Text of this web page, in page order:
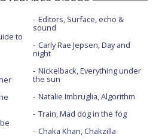
to
Editors, Surface, echo &
sound
Carly Rae Jepsen, Day and
night
Nickelback, Everything under
the sun
Natalie Imbruglia, Algorithm
Train, Mad dog in the fog
Chaka Khan, Chakzilla